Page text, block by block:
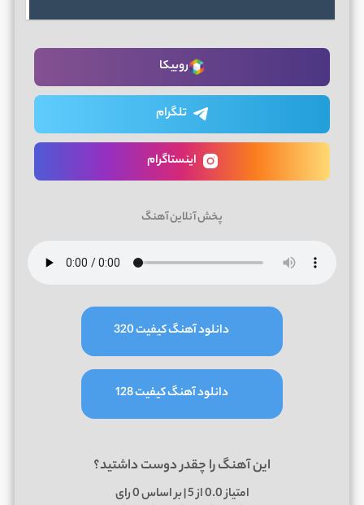
روبیکا
تلگرام
اینستاگرام
پخش آنلاین آهنگ
دانلود آهنگ کیفیت 320
دانلود آهنگ کیفیت 128
این آهنگ را چقدر دوست داشتید؟
امتیاز0.0از 5 | بر اساس 0رای